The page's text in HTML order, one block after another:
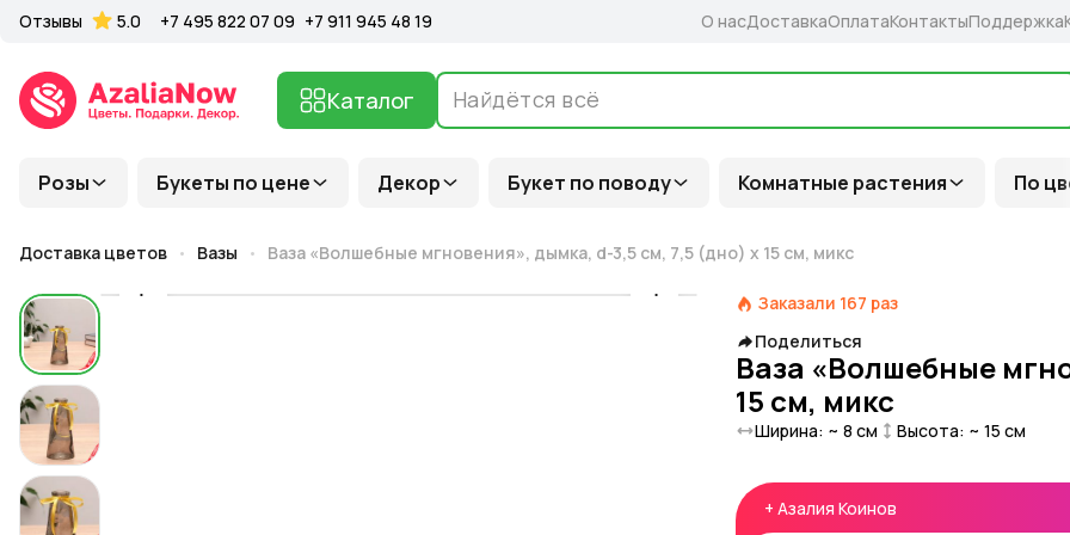
Розы Букеты по цене Декор Букет по поводу Комнатные растения По
Каталог
Отзывы 5.0 +7 495 822 07 09 +7 911 945 48 19 О насДоставкаОплатаКонтактыПоддержка
Доставка цветов Вазы Ваза «Волшебные мгновения», дымка, d-3,5 см, 7,5 (дно) х 15 см, микс
Заказали 167 раз
Поделиться
Ваза «Волшебные
15 см, микс
Ширина: ~ 8 см Высота: ~ 15 см
+ Азалия Коинов